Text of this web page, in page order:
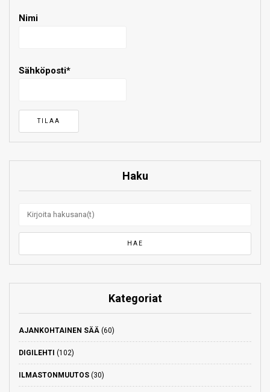
Nimi
Sähköposti*
Haku
Kategoriat
AJANKOHTAINEN SÄÄ (60)
DIGILEHTI (102)
ILMASTONMUUTOS (30)